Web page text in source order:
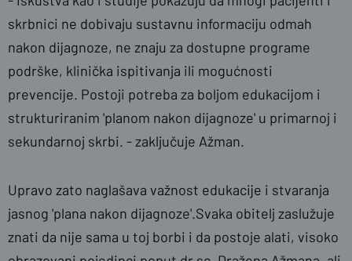
skrbnici ne dobivaju sustavnu informaciju odmah
nakon dijagnoze, ne znaju za dostupne programe
podrške, klinička ispitivanja ili mogućnosti
prevencije. Postoji potreba za boljom edukacijom i
strukturiranim 'planom nakon dijagnoze' u primarnoj i
sekundarnoj skrbi. - zaključuje Ažman.
Upravo zato naglašava važnost edukacije i stvaranja
jasnog 'plana nakon dijagnoze'.Svaka obitelj zaslužuje
znati da nije sama u toj borbi i da postoje alati, visoko